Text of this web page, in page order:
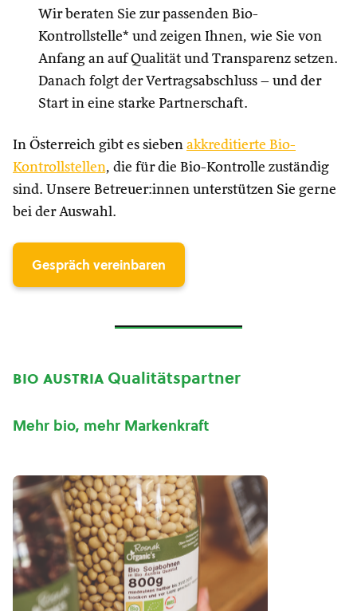
Wir beraten Sie zur passenden Bio-
Kontrollstelle* und zeigen Ihnen, wie Sie von
Anfang an auf Qualität und Transparenz setzen.
Danach folgt der Vertragsabschluss – und der
Start in eine starke Partnerschaft.
In Österreich gibt es sieben akkreditierte Bio-
Kontrollstellen, die für die Bio-Kontrolle zuständig
sind. Unsere Betreuer:innen unterstützen Sie gerne
bei der Auswahl.
Gespräch vereinbaren
bio austria Qualitätspartner
Mehr bio, mehr Markenkraft